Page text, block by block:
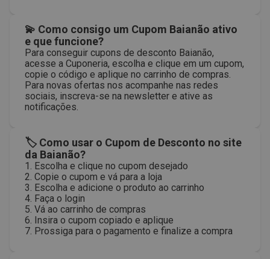
💫 Como consigo um Cupom Baianão ativo
e que funcione?
Para conseguir cupons de desconto Baianão,
acesse a Cuponeria, escolha e clique em um cupom,
copie o código e aplique no carrinho de compras.
Para novas ofertas nos acompanhe nas redes
sociais, inscreva-se na newsletter e ative as
notificações.
🏷 Como usar o Cupom de Desconto no site
da Baianão?
1. Escolha e clique no cupom desejado
2. Copie o cupom e vá para a loja
3. Escolha e adicione o produto ao carrinho
4. Faça o login
5. Vá ao carrinho de compras
6. Insira o cupom copiado e aplique
7. Prossiga para o pagamento e finalize a compra